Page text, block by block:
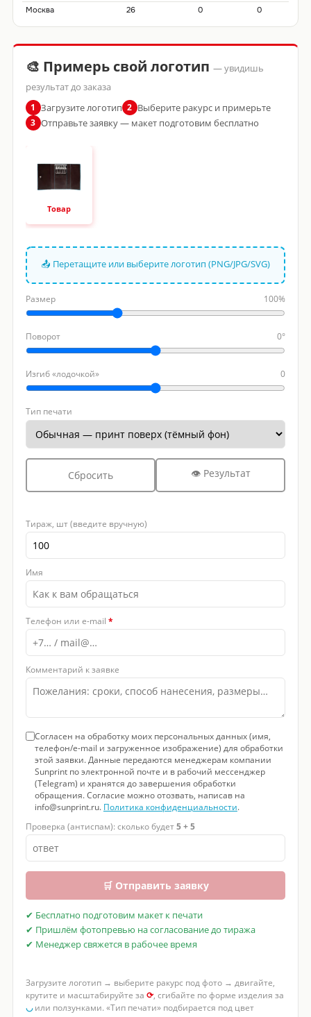
Москва 26 0 0
🎨 Примерь свой логотип — увидишь
результат до заказа
1 Загрузите логотип 2 Выберите ракурс и примерьте
3 Отправьте заявку — макет подготовим бесплатно
Товар
📤 Перетащите или выберите логотип (PNG/JPG/SVG)
Размер 100%
Поворот 0°
Изгиб «лодочкой» 0
Тип печати
Сбросить 👁 Результат
Тираж, шт (введите вручную)
Имя
Телефон или e-mail *
Комментарий к заявке
Согласен на обработку моих персональных данных (имя,
телефон/e-mail и загруженное изображение) для обработки
этой заявки. Данные передаются менеджерам компании
Sunprint по электронной почте и в рабочий мессенджер
(Telegram) и хранятся до завершения обработки
обращения. Согласие можно отозвать, написав на
info@sunprint.ru. Политика конфиденциальности.
Проверка (антиспам): сколько будет5 + 5
🛒 Отправить заявку
✔ Бесплатно подготовим макет к печати
✔ Пришлём фотопревью на согласование до тиража
✔ Менеджер свяжется в рабочее время
Загрузите логотип → выберите ракурс под фото → двигайте,
крутите и масштабируйте за ⟳, сгибайте по форме изделия за
◡или ползунками. «Тип печати» подбирается под цвет